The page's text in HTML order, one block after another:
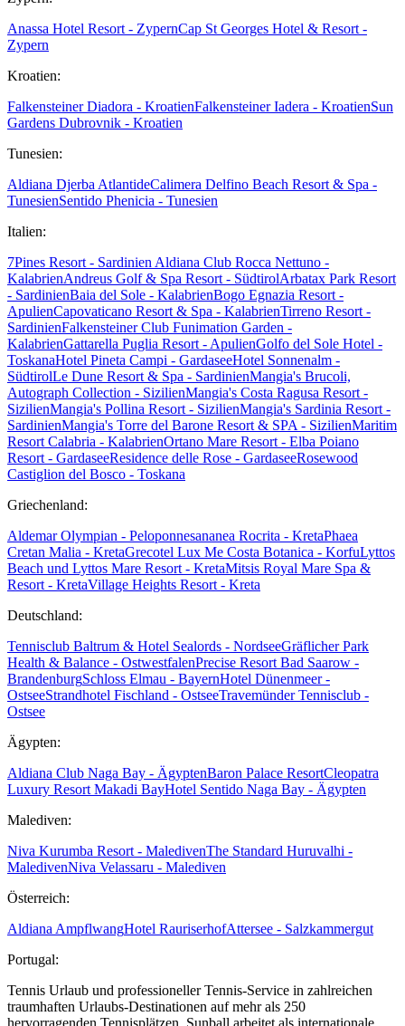
Anassa Hotel Resort - ZypernCap St Georges Hotel & Resort -
Zypern
Kroatien:
Falkensteiner Diadora - KroatienFalkensteiner Iadera - KroatienSun
Gardens Dubrovnik - Kroatien
Tunesien:
Aldiana Djerba AtlantideCalimera Delfino Beach Resort & Spa -
TunesienSentido Phenicia - Tunesien
Italien:
7Pines Resort - Sardinien Aldiana Club Rocca Nettuno -
KalabrienAndreus Golf & Spa Resort - SüdtirolArbatax Park Resort
- SardinienBaia del Sole - KalabrienBogo Egnazia Resort -
ApulienCapovaticano Resort & Spa - KalabrienTirreno Resort -
SardinienFalkensteiner Club Funimation Garden -
KalabrienGattarella Puglia Resort - ApulienGolfo del Sole Hotel -
ToskanaHotel Pineta Campi - GardaseeHotel Sonnenalm -
SüdtirolLe Dune Resort & Spa - SardinienMangia's Brucoli,
Autograph Collection - SizilienMangia's Costa Ragusa Resort -
SizilienMangia's Pollina Resort - SizilienMangia's Sardinia Resort -
SardinienMangia's Torre del Barone Resort & SPA - SizilienMaritim
Resort Calabria - KalabrienOrtano Mare Resort - Elba Poiano
Resort - GardaseeResidence delle Rose - GardaseeRosewood
Castiglion del Bosco - Toskana
Griechenland:
Aldemar Olympian - Peloponnesananea Rocrita - KretaPhaea
Cretan Malia - KretaGrecotel Lux Me Costa Botanica - KorfuLyttos
Beach und Lyttos Mare Resort - KretaMitsis Royal Mare Spa &
Resort - KretaVillage Heights Resort - Kreta
Deutschland:
Tennisclub Baltrum & Hotel Sealords - NordseeGräflicher Park
Health & Balance - OstwestfalenPrecise Resort Bad Saarow -
BrandenburgSchloss Elmau - BayernHotel Dünenmeer -
OstseeStrandhotel Fischland - OstseeTravemünder Tennisclub -
Ostsee
Ägypten:
Aldiana Club Naga Bay - ÄgyptenBaron Palace ResortCleopatra
Luxury Resort Makadi BayHotel Sentido Naga Bay - Ägypten
Malediven:
Niva Kurumba Resort - MaledivenThe Standard Huruvalhi -
MaledivenNiva Velassaru - Malediven
Österreich:
Aldiana AmpflwangHotel RauriserhofAttersee - Salzkammergut
Portugal:
Tennis Urlaub und professioneller Tennis-Service in zahlreichen
traumhaften Urlaubs-Destinationen auf mehr als 250